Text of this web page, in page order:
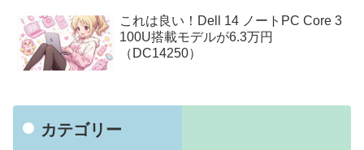
これは良い！Dell 14 ノートPC Core 3
100U搭載モデルが6.3万円
（DC14250）
カテゴリー